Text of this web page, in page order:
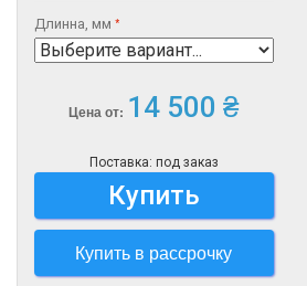
Длинна, мм
Цена от: 14 500 ₴
Поставка: под заказ
Купить
Купить в рассрочку